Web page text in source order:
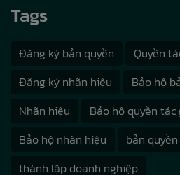
Tags
Đăng ký bản quyền
Quyền
Đăng ký nhãn hiệu
Bảo hộ
Nhãn hiệu
Bảo hộ quyền tác
Bảo hộ nhãn hiệu
bản
thành lập doanh nghiệp